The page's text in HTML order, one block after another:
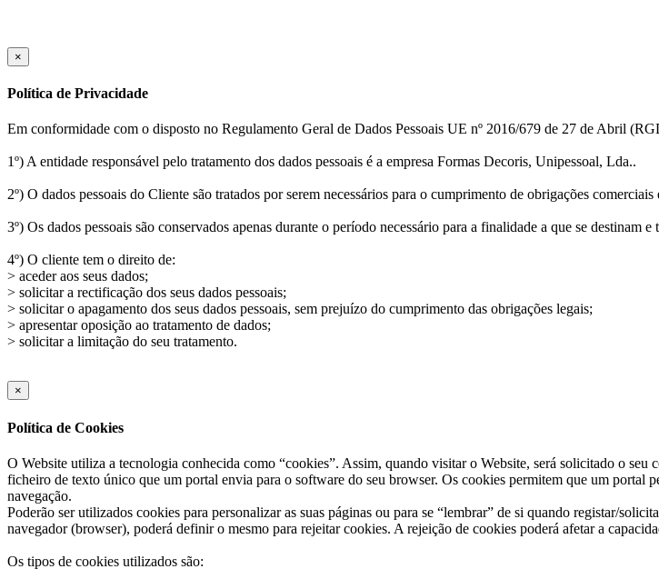
×
Política de Privacidade
Em conformidade com o disposto no Regulamento Geral de Dados Pessoais UE nº 2016/679 de 27 de Abril
1º) A entidade responsável pelo tratamento dos dados pessoais é a empresa Formas Decoris, Unipessoal, Lda..
2º) O dados pessoais do Cliente são tratados por serem necessários para o cumprimento de obrigações comerciais
3º) Os dados pessoais são conservados apenas durante o período necessário para a finalidade a que se destinam
4º) O cliente tem o direito de:
> aceder aos seus dados;
> solicitar a rectificação dos seus dados pessoais;
> solicitar o apagamento dos seus dados pessoais, sem prejuízo do cumprimento das obrigações legais;
> apresentar oposição ao tratamento de dados;
> solicitar a limitação do seu tratamento.
×
Política de Cookies
O Website utiliza a tecnologia conhecida como “cookies”. Assim, quando visitar o Website, será solicitado o
ficheiro de texto único que um portal envia para o software do seu browser. Os cookies permitem que um portal
navegação.
Poderão ser utilizados cookies para personalizar as suas páginas ou para se “lembrar” de si quando registar/
navegador (browser), poderá definir o mesmo para rejeitar cookies. A rejeição de cookies poderá afetar a
Os tipos de cookies utilizados são: